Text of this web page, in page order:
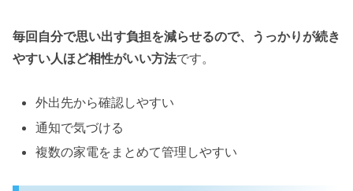
毎回自分で思い出す負担を減らせるので、うっかりが続き
やすい人ほど相性がいい方法です。
外出先から確認しやすい
通知で気づける
複数の家電をまとめて管理しやすい